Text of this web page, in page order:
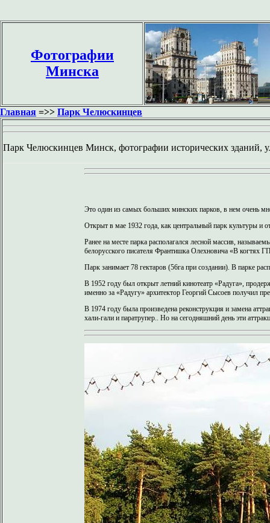
Фотографии
Минска
Главная =>> Парк Челюскинцев
Парк Челюскинцев Минск, фотографии исторических зданий,
Это один из самых больших минских парков, в нем очень
Открыт в мае 1932 года, как центральный парк культуры и
Ранее на месте парка располагался лесной массив,
белорусского писателя Франтишка Олехновича «В
Парк занимает 78 гектаров (56га при создании). В парке
В 1952 году был открыт летний кинотеатр «Радуга»,
именно за «Радугу» архитектор Георгий Сысоев получил
В 1974 году была произведена реконструкция и замена
хали-гали и паратрупер.. Но на сегодняшний день эти